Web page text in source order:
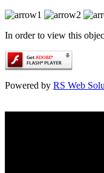
In order to view this
Powered by RS Web